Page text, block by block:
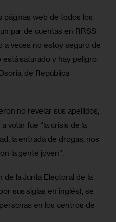
páginas web de todos los
par de cuentas en RRSS
a veces no estoy seguro de
saturado y hay peligro
de República
no revelar sus apellidos,
votar fue “la crisis de la
la entrada de drogas, nos
la gente joven”.
de la Junta Electoral de la
sus siglas en inglés), se
en los centros de